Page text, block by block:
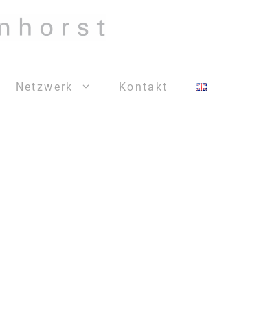
Netzwerk Kontakt